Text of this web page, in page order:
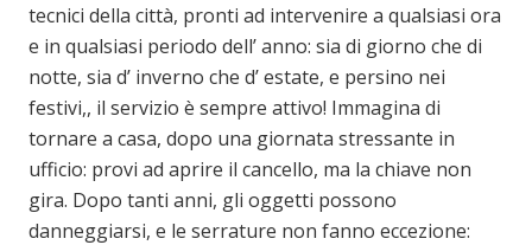
tecnici della città, pronti ad intervenire a qualsiasi ora
e in qualsiasi periodo dell’ anno: sia di giorno che di
notte, sia d’ inverno che d’ estate, e persino nei
festivi,, il servizio è sempre attivo! Immagina di
tornare a casa, dopo una giornata stressante in
ufficio: provi ad aprire il cancello, ma la chiave non
gira. Dopo tanti anni, gli oggetti possono
danneggiarsi, e le serrature non fanno eccezione: